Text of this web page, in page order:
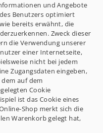
und Angebote
Benutzers optimiert
bereits erwähnt, die
Zweck dieser
die Verwendung unserer
einer Internetseite,
nicht bei jedem
Zugangsdaten eingeben,
auf dem
Cookie
ist das Cookie eines
Shop merkt sich die
Warenkorb gelegt hat,